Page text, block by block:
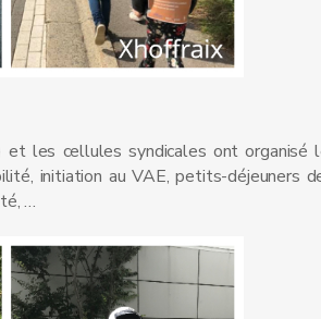
les cellules syndicales ont organisé
initiation au VAE, petits-déjeuners
…